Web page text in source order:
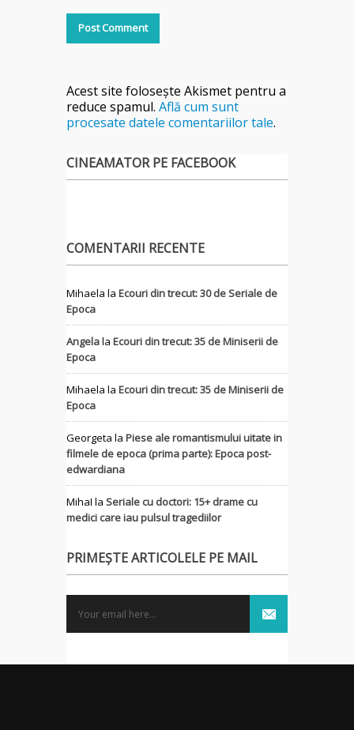
Acest site folosește Akismet pentru a
reduce spamul. Află cum sunt
procesate datele comentariilor tale.
CINEAMATOR PE FACEBOOK
COMENTARII RECENTE
Mihaela la Ecouri din trecut: 30 de Seriale de
Epoca
Angelala Ecouri din trecut: 35 de Miniserii de
Epoca
Mihaela la Ecouri din trecut: 35 de Miniserii de
Epoca
Georgeta la Piese ale romantismului uitate in
filmele de epoca (prima parte): Epoca post-
edwardiana
MihaI la Seriale cu doctori: 15+ drame cu
medici care iau pulsul tragediilor
PRIMEȘTE ARTICOLELE PE MAIL